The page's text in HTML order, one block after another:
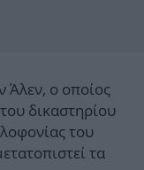
Άλεν, ο οποίος
δικαστηρίου
του
τα